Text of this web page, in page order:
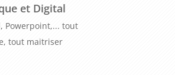
et Digital
Powerpoint,... tout
tout maitriser